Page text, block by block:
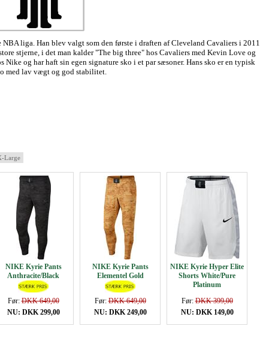
liga. Han blev valgt som den første i draften af Cleveland Cavaliers i 2011
stjerne, i det man kalder "The big three" hos Cavaliers med Kevin Love og
og har haft sin egen signature sko i et par sæsoner. Hans sko er en typisk
med lav vægt og god stabilitet.
Large
NIKE Kyrie Pants
Anthracite/Black
Før:DKK 649,00
NU: DKK 299,00
NIKE Kyrie Pants
Elementel Gold
Før:DKK 649,00
NU: DKK 249,00
NIKE Kyrie Hyper Elite
Shorts White/Pure
Platinum
Før:DKK 399,00
NU: DKK 149,00